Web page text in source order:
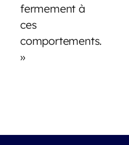
fermement à
ces
comportements.
»